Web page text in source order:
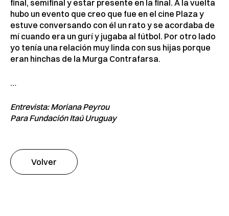
final, semifinal y estar presente en la final. A la vuelta
hubo un evento que creo que fue en el cine Plaza y
estuve conversando con él un rato y se acordaba de
mí cuando era un gurí y jugaba al fútbol. Por otro lado
yo tenía una relación muy linda con sus hijas porque
eran hinchas de la Murga Contrafarsa.
…
Entrevista: Moriana Peyrou
Para Fundación Itaú Uruguay
Volver